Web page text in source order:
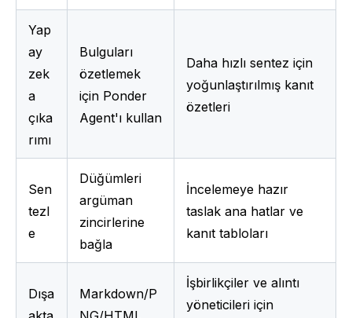
Yap
ay
zek
a
çıka
rımı
Bulguları
özetlemek
için Ponder
Agent'ı kullan
Daha hızlı sentez için
yoğunlaştırılmış kanıt
özetleri
Sen
tezl
e
Düğümleri
argüman
zincirlerine
bağla
İncelemeye hazır
taslak ana hatlar ve
kanıt tabloları
Dışa
Markdown/P
İşbirlikçiler ve alıntı
yöneticileri için